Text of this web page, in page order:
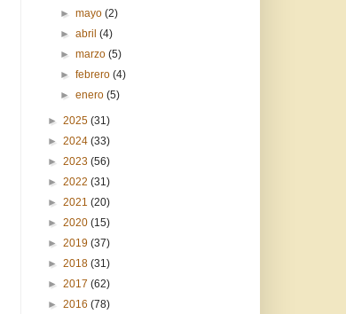
►mayo(2)
►abril(4)
►marzo(5)
►febrero(4)
►enero(5)
► 2025 (31)
► 2024 (33)
► 2023 (56)
► 2022 (31)
► 2021 (20)
► 2020 (15)
► 2019 (37)
► 2018 (31)
► 2017 (62)
► 2016 (78)